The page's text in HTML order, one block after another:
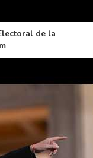
de la